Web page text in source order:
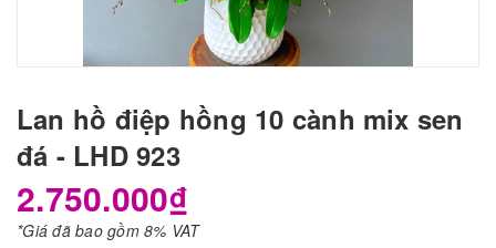
Lan hồ điệp hồng 10 cành mix sen
đá - LHD 923
2.750.000₫
*Giá đã bao gồm 8% VAT